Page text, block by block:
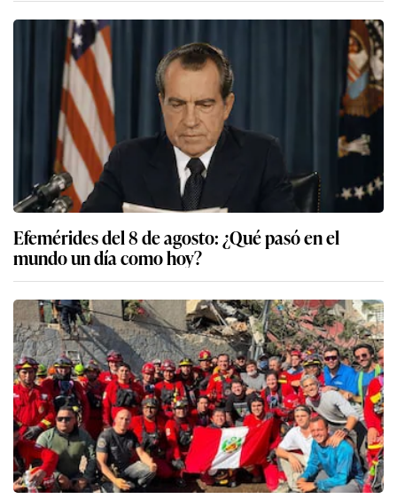
Efemérides del 8 de agosto: ¿Qué pasó en el
mundo un día como hoy?